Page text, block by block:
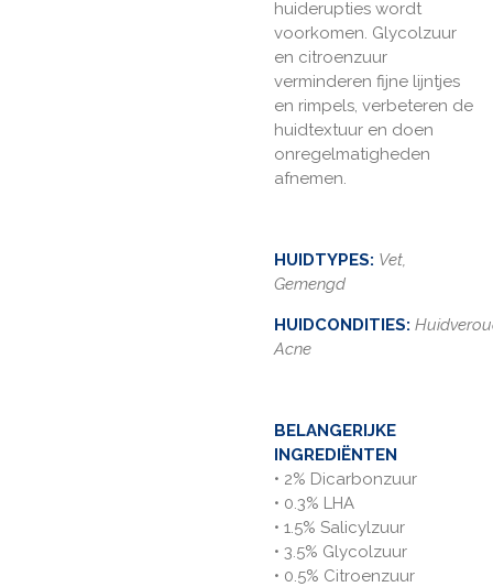
huiderupties wordt
voorkomen. Glycolzuur
en citroenzuur
verminderen fijne lijntjes
en rimpels, verbeteren de
huidtextuur en doen
onregelmatigheden
afnemen.
HUIDTYPES: Vet,
Gemengd
HUIDCONDITIES:
Acne
BELANGERIJKE
INGREDIËNTEN
• 2% Dicarbonzuur
• 0.3% LHA
• 1.5% Salicylzuur
• 3.5% Glycolzuur
• 0.5% Citroenzuur